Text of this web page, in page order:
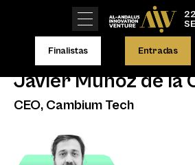
Finalistas Entradas
Javier Muñoz de la
CEO, Cambium Tech